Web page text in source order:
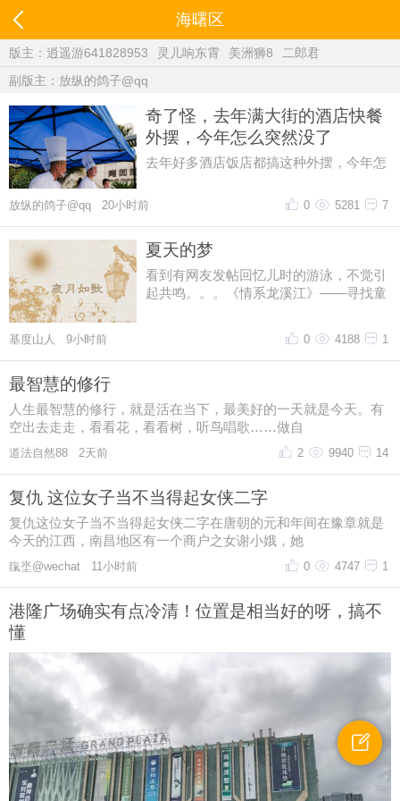
海曙区
版主： 逍遥游641828953 灵儿响东霄 美洲狮8
二郎君
副版主： 放纵的鸽子@qq